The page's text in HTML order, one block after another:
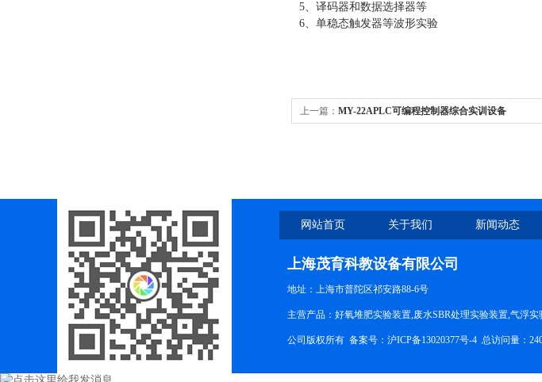
5、译码器和数据选择器等
6、单稳态触发器等波形实验
上一篇： MY-22APLC可编程控制器综合实训设备
网站首页 关于我们 新闻动态
上海茂育科教设备有限公司
地址：上海市普陀区祁安路88-6号
主营产品：好氧堆肥实验装置,废水SBR处理实验装置,气浮
公司版权所有 备案号： 沪ICP备13020377号-4 总访问量：